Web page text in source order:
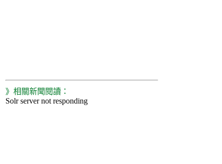
》相關新聞閱讀：
Solr server not responding